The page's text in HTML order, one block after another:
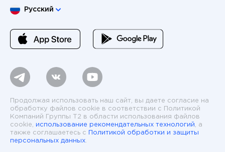
Выберите язык
Русский
Продолжая использовать наш сайт, вы даете согласие на
обработку файлов cookie в соответствии с Политикой
Компаний Группы T2 в области использования файлов
cookie, использование рекомендательных технологий , а
также соглашаетесь с
Политикой обработки и защиты
персональных данных